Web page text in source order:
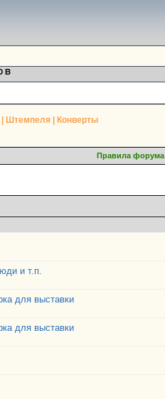
| Штемпеля | Конверты
Правила форума
и т.п.
для выставки
для выставки